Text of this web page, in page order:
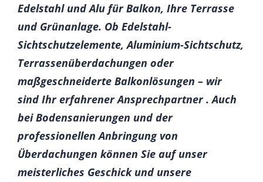
Edelstahl und Alu für Balkon, Ihre Terrasse
und Grünanlage. Ob Edelstahl-
Sichtschutzelemente, Aluminium-Sichtschutz,
Terrassenüberdachungen oder
maßgeschneiderte Balkonlösungen – wir
sind Ihr erfahrener Ansprechpartner . Auch
bei Bodensanierungen und der
professionellen Anbringung von
Überdachungen können Sie auf unser
meisterliches Geschick und unsere